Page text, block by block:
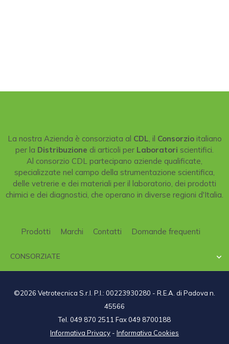
La nostra Azienda è consorziata al CDL, il Consorzioitaliano
per la Distribuzione di articoli per Laboratori scientifici.
Al consorzio CDL partecipano aziende qualificate,
specializzate nel campo della strumentazione scientifica,
delle vetrerie e dei materiali per il laboratorio, dei prodotti
chimici e dei diagnostici, che operano in diverse regioni d'Italia.
Prodotti Marchi Contatti Domande frequenti
CONSORZIATE 
©2026 Vetrotecnica S.r.l. P.I.: 00223930280 - R.E.A. di Padova n.
45566
Tel. 049 870 2511 Fax 049 8700188
Informativa Privacy - Informativa Cookies